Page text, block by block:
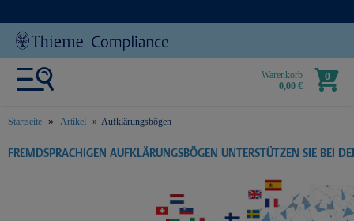
Warenkorb
0,00 €
0
Startseite Artikel Aufklärungsbögen
text.skipToContent
text.skipToNavigation
FREMDSPRACHIGEN AUFKLÄRUNGSBÖGEN UNTERSTÜTZEN SIE BEI